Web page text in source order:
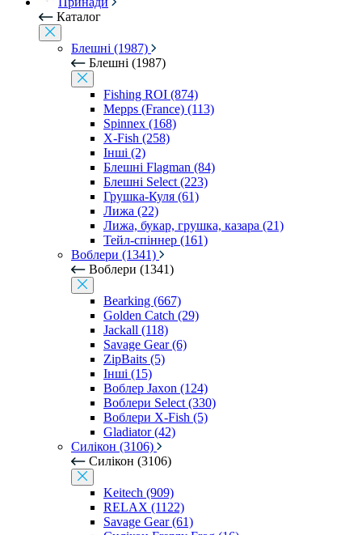
Каталог
Блешні (1987)
Блешні (1987)
Fishing ROI (874)
Mepps (France) (113)
Spinnex (168)
X-Fish (258)
Інші (2)
Блешні Flagman (84)
Блешні Select (223)
Грушка-Куля (61)
Лижа (22)
Лижа, букар, грушка, казара (21)
Тейл-спіннер (161)
Воблери (1341)
Воблери (1341)
Bearking (667)
Golden Catch (29)
Jackall (118)
Savage Gear (6)
ZipBaits (5)
Інші (15)
Воблер Jaxon (124)
Воблери Select (330)
Воблери X-Fish (5)
Gladiator (42)
Силікон (3106)
Силікон (3106)
Keitech (909)
RELAX (1122)
Savage Gear (61)